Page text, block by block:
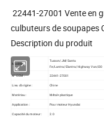
22441-27001 Vente en
culbuteurs de soupapes
Description du produit
Modèle :
Tucson/JM/Santa
Fe/Lantra/Elantra/Highway Van/i30
N° OEM : 22441-27001
Lieu d'origine : Chine
Matériau : Métal+plastique
Application : Pour moteur Hyundai
Capacité du moteur : 2.0